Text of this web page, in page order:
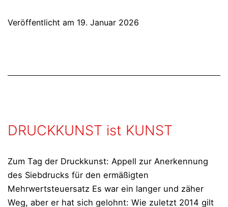
–
2026
Veröffentlicht am 19. Januar 2026
DRUCKKUNST ist KUNST
Zum Tag der Druckkunst: Appell zur Anerkennung
des Siebdrucks für den ermäßigten
Mehrwertsteuersatz Es war ein langer und zäher
Weg, aber er hat sich gelohnt: Wie zuletzt 2014 gilt